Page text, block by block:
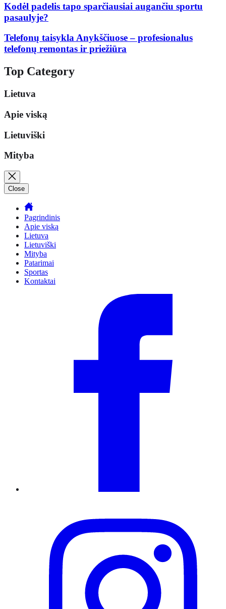
Kodėl padelis tapo sparčiausiai augančiu sportu
pasaulyje?
Telefonų taisykla Anykščiuose – profesionalus
telefonų remontas ir priežiūra
Top Category
Lietuva
Apie viską
Lietuviški
Mityba
Close
Pagrindinis
Apie viską
Lietuva
Lietuviški
Mityba
Patarimai
Sportas
Kontaktai